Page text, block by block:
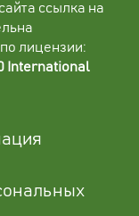
ссылка на
лицензии:
International